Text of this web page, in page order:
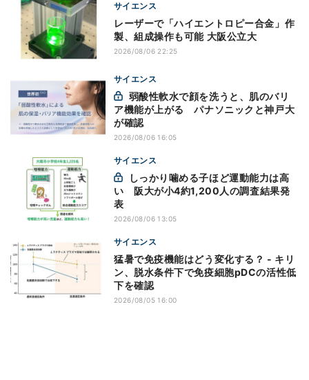
サイエンス
レーザーで「ハイエントロピー合金」作
製、組成操作も可能 大阪公立大
2026/08/06 22:25
サイエンス
ア機能が上がる パナソニックと神戸大
が確認
2026/08/06 16:05
サイエンス
い 阪大が小4約1,200人の調査結果発
表
2026/08/06 13:05
サイエンス
猛暑で免疫機能はどう変化する？ - キリ
ン、脱水条件下で免疫細胞pDCの活性低
下を確認
2026/08/05 16:00